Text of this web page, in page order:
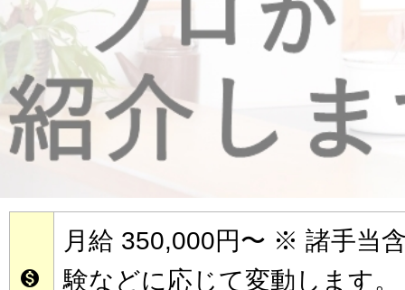

月給 350,000円〜 ※ 諸手当
験などに応じて変動します